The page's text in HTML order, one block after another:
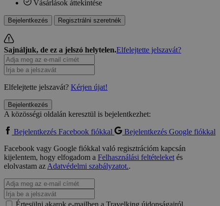
Vásárlások áttekintése
Bejelentkezés Regisztrálni szeretnék
Sajnáljuk, de ez a jelszó helytelen.Elfelejtette jelszavát?
Elfelejtette jelszavát? Kérjen újat!
Bejelentkezés
A közösségi oldalán keresztül is bejelentkezhet:
Bejelentkezés Facebook fiókkal
Bejelentkezés Google fiókkal
Facebook vagy Google fiókkal való regisztrációm kapcsán
kijelentem, hogy elfogadom a Felhasználási feltételeketés
elolvastam azAdatvédelmi szabályzatot..